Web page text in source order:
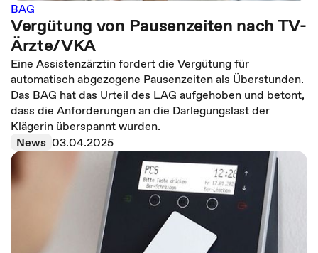
BAG
Vergütung von Pausenzeiten nach TV-
Ärzte/VKA
Eine Assistenzärztin fordert die Vergütung für
automatisch abgezogene Pausenzeiten als Überstunden.
Das BAG hat das Urteil des LAG aufgehoben und betont,
dass die Anforderungen an die Darlegungslast der
Klägerin überspannt wurden.
News 03.04.2025